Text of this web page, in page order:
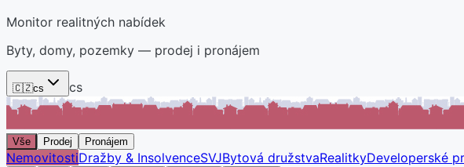
Monitor realitných nabídek
Byty, domy, pozemky — prodej i pronájem
🇨🇿cs cs
Vše Prodej Pronájem
NemovitostiDražby & InsolvenceSVJBytová družstvaRealitkyDeveloperské